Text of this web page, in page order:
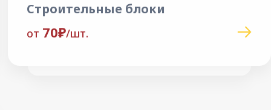
Строительные блоки
от 70₽/шт.